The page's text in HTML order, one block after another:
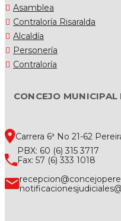
Asamblea
Contraloría Risaralda
Alcaldía
Personería
Contraloría
CONCEJO MUNICIPAL
Carrera 6ª No 21-62
PBX: 60 (6) 315 3717
Fax: 57 (6) 333 1018